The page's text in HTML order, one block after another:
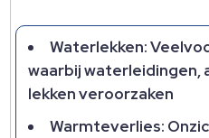
Waterlekken:
waarbij
lekken veroorzaken
Warmteverlies: